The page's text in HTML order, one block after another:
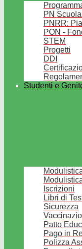
PN
PNRR:
PON -
STEM
Progetti
DDI
Studenti e
Iscrizioni
Libri di
Sicurezza
Patto
Pago in
Polizza